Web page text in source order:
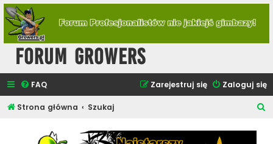
Forum Growers
FAQ Zaloguj się
Zarejestruj się
Strona główna Szukaj